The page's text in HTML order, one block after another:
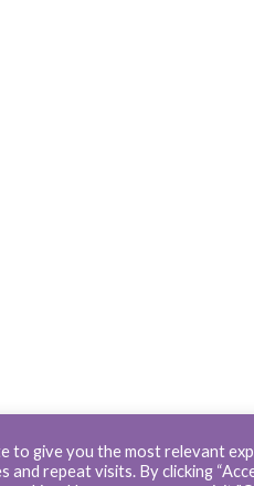
to give you the most relevant
repeat visits. By clicking